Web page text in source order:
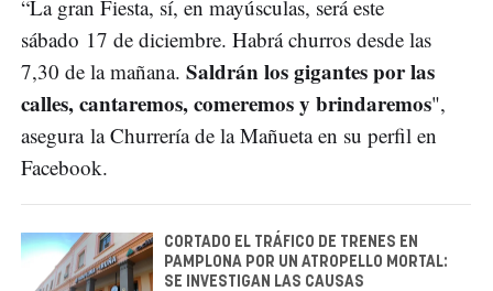
“La gran Fiesta, sí, en mayúsculas, será este
sábado 17 de diciembre. Habrá churros desde las
7,30 de la mañana. Saldrán los gigantes por las
calles, cantaremos, comeremos y brindaremos",
asegura la Churrería de la Mañueta en su perfil en
Facebook.
CORTADO EL TRÁFICO DE TRENES EN
PAMPLONA POR UN ATROPELLO MORTAL:
SE INVESTIGAN LAS CAUSAS